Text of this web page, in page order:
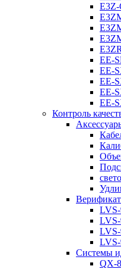
E3Z-
EE-
EE-
EE-
EE-
EE-
Контроль
Системы
QX-